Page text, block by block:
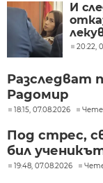
И
20:22,
Разследват
Радомир
18:15, 07.08.2026 Чете
Под стрес,
бил
19:48, 07.08.2026